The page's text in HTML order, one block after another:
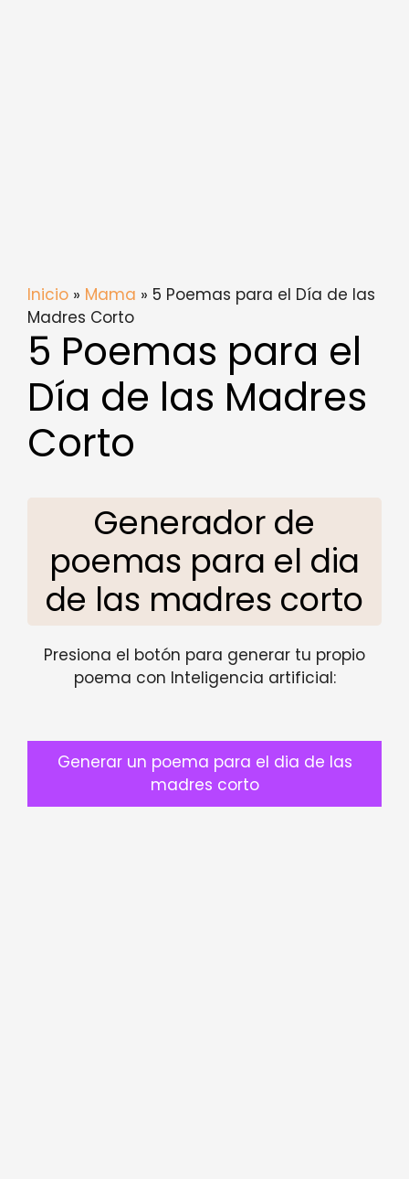
Inicio » Mama » 5 Poemas para el Día de las
Madres Corto
5 Poemas para el
Día de las Madres
Corto
Generador de
poemas para el dia
de las madres corto
Presiona el botón para generar tu propio
poema con Inteligencia artificial:
Generar un poema para el dia de las
madres corto